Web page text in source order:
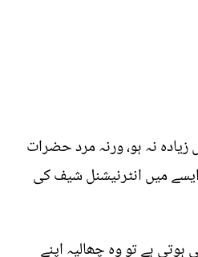
نہ ہو، ورنہ مرد حضرات
ایسے میں انٹرنیشنل شیف کی
ہے تو وہ چھالیہ اپنے